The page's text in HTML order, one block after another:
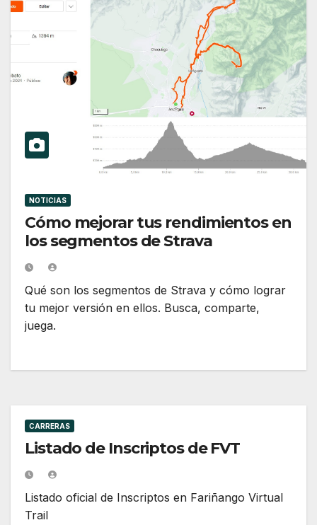
NOTICIAS
Cómo mejorar tus rendimientos en
los segmentos de Strava
Qué son los segmentos de Strava y cómo lograr
tu mejor versión en ellos. Busca, comparte,
juega.
CARRERAS
Listado de Inscriptos de FVT
Listado oficial de Inscriptos en Fariñango Virtual
Trail